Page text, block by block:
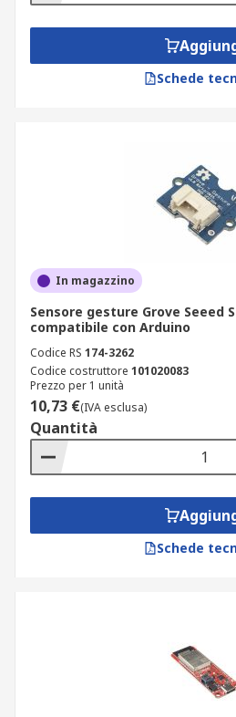
Schede
In magazzino
Sensore gesture Grove Seeed
compatibile con Arduino
Codice RS 174-3262
Codice costruttore 101020083
Prezzo per 1 unità
10,73 €(IVA esclusa)
Quantità
Schede